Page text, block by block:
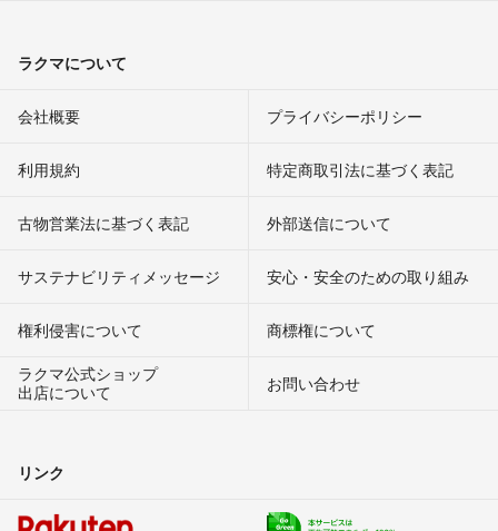
ラクマについて
会社概要 プライバシーポリシー
利用規約 特定商取引法に基づく表記
古物営業法に基づく表記 外部送信について
サステナビリティメッセージ 安心・安全のための取り組み
権利侵害について
商標権について
ラクマ公式ショップ
出店について
お問い合わせ
リンク